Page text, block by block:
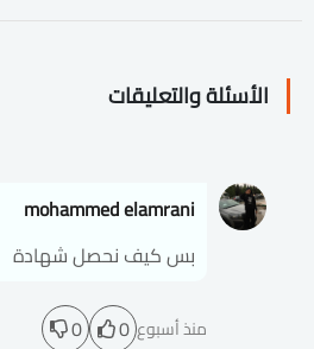
الأسئلة والتعليقات
mohammed elamrani
بس كيف نحصل شهادة
منذ أسبوع 0
0